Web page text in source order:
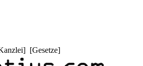
] [Gesetze]